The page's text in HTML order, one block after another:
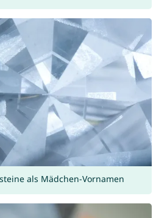
als Mädchen-Vornamen